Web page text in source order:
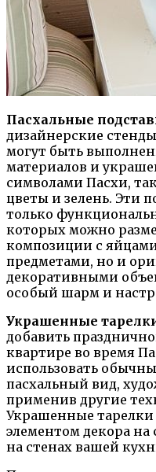
Пасхальные
дизайнерские
могут быть
материалов и
символами Пасхи,
цветы и зелень. Эти
только
которых можно
композиции с
предметами, но и
декоративными
особый шарм и
Украшенные
добавить
квартире во время
использовать
пасхальный вид,
применив другие
Украшенные
элементом декора на
на стенах вашей